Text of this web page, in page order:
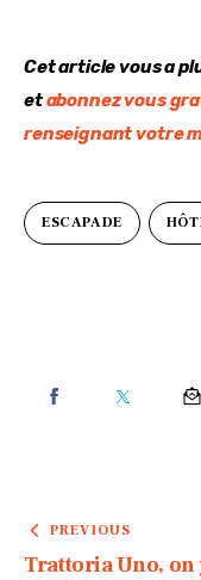
Cet article vous a
et abonnez vous
renseignant votre
ESCAPADE
PREVIOUS
Trattoria Uno, on